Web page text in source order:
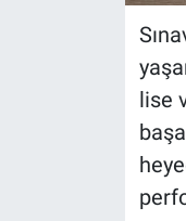
lise